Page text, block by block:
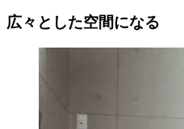
広々とした空間になる